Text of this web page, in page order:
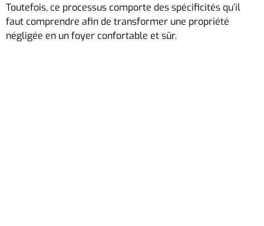
Toutefois, ce processus comporte des spécificités qu’il
faut comprendre afin de transformer une propriété
négligée en un foyer confortable et sûr.